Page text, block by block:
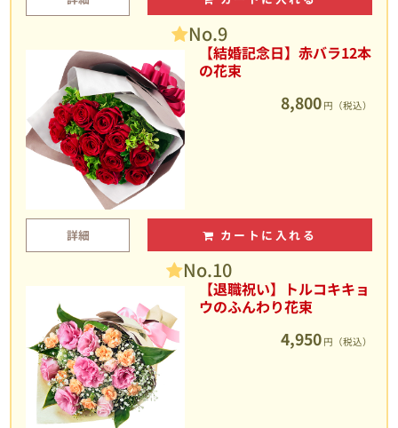
No.9
【結婚記念日】赤バラ12本
の花束
8,800 円（税込）
詳細 カートに入れる
No.10
【退職祝い】トルコキキョ
ウのふんわり花束
4,950 円（税込）